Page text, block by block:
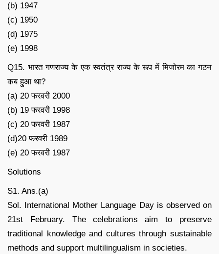
(b) 1947
(c) 1950
(d) 1975
(e) 1998
Q15. भारत गणराज्य के एक स्वतंत्र राज्य के रूप में मिजोरम का गठन
कब हुआ था?
(a) 20 फरवरी 2000
(b) 19 फरवरी 1998
(c) 20 फरवरी 1987
(d)20 फरवरी 1989
(e) 20 फरवरी 1987
Solutions
S1. Ans.(a)
Sol. International Mother Language Day is observed on
21st February. The celebrations aim to preserve
traditional knowledge and cultures through sustainable
methods and support multilingualism in societies.